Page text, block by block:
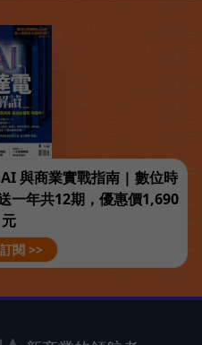
與商業實戰指南 | 數位時
一年共12期，優惠價1,690
元
閱 >>